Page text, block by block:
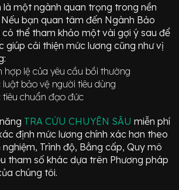
là một ngành quan trọng trong nền
bạn quan tâm đến Ngành Bảo
có thể tham khảo một vài gợi ý sau để
giúp cải thiện mức lương cũng như vị
hợp lệ của yêu cầu bồi thường
luật bảo vệ người tiêu dùng
tiêu chuẩn đạo đức
TRA CỨU CHUYÊN SÂUmiễn phí
định mức lương chính xác hơn theo
nghiệm, Trình độ, Bằng cấp, Quy mô
tham số khác dựa trên Phương pháp
chúng tôi.